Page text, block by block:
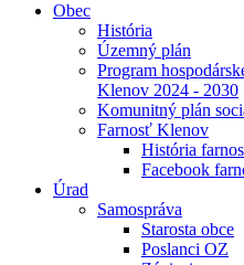
Obec
História
Územný plán
Program
Klenov 2024 - 2030
Komunitný plán
Farnosť Klenov
História
Facebook
Úrad
Samospráva
Starosta obce
Poslanci OZ